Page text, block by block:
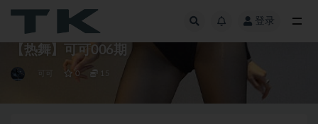
登录
【热舞】可可006期
0 15